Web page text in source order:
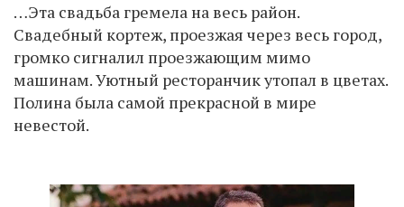
…Эта свадьба гремела на весь район.
Свадебный кортеж, проезжая через весь город,
громко сигналил проезжающим мимо
машинам. Уютный ресторанчик утопал в цветах.
Полина была самой прекрасной в мире
невестой.